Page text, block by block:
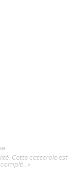
Cette casserole est